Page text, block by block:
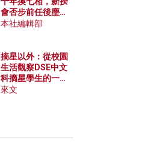
會否步前任後塵？
脫歐後英國經濟為
本社編輯部
摘星以外：從校園
生活觀察DSE中文
科摘星學生的一點
特質
來文